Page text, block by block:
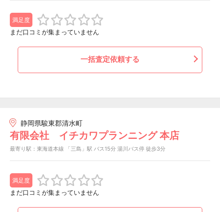
満足度
まだ口コミが集まっていません
一括査定依頼する
静岡県駿東郡清水町
有限会社 イチカワプランニング 本店
最寄り駅：東海道本線 「三島」駅 バス15分 湯川バス停 徒歩3分
満足度
まだ口コミが集まっていません